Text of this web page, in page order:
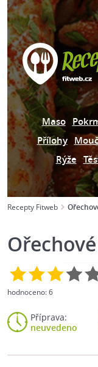
Maso
Přílohy
Rýže
Recepty Fitweb
hodnoceno:6
Příprava:
neuvedeno